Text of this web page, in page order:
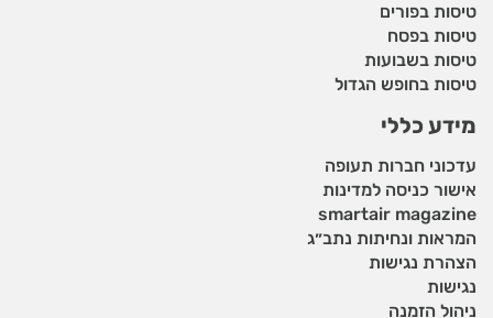
טיסות בפורים
טיסות בפסח
טיסות בשבועות
טיסות בחופש הגדול
מידע כללי
עדכוני חברות תעופה
אישור כניסה למדינות
smartair magazine
המראות ונחיתות נתב״ג
הצהרת נגישות
נגישות
ניהול הזמנה